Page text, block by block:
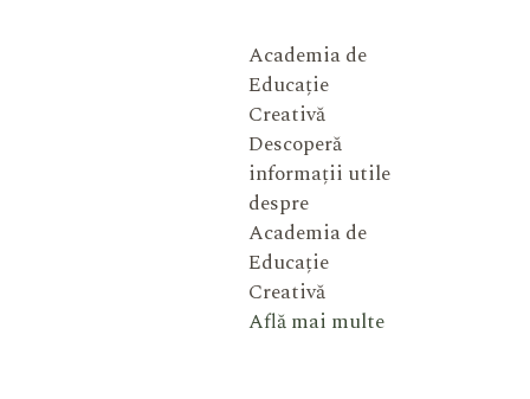
Academia de
Educație
Creativă
Descoperă
informații utile
despre
Academia de
Educație
Creativă
Află mai multe